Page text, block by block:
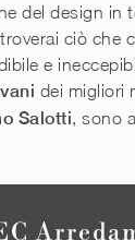
del design in
ciò che
e
dei migliori
Salotti, sono